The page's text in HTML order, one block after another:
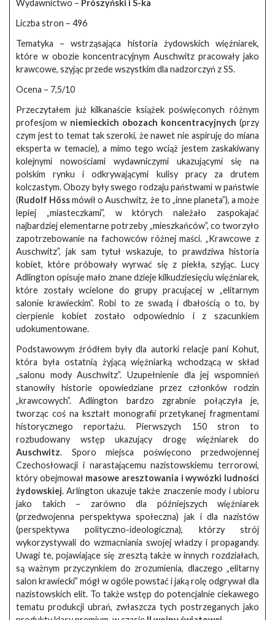
Wydawnictwo – Prószyński i S-ka
Liczba stron – 496
Tematyka – wstrząsająca historia żydowskich więźniarek,
które w obozie koncentracyjnym Auschwitz pracowały jako
krawcowe, szyjąc przede wszystkim dla nadzorczyń z SS.
Ocena – 7,5/10
Przeczytałem już kilkanaście książek poświęconych różnym
profesjom w niemieckich obozach koncentracyjnych (przy
czym jest to temat tak szeroki, że nawet nie aspiruję do miana
eksperta w temacie), a mimo tego wciąż jestem zaskakiwany
kolejnymi nowościami wydawniczymi ukazującymi się na
polskim rynku i odkrywającymi kulisy pracy za drutem
kolczastym. Obozy były swego rodzaju państwami w państwie
(Rudolf Hössmówił o Auschwitz, że to „inne planeta”), a może
lepiej „miasteczkami”, w których należało zaspokajać
najbardziej elementarne potrzeby „mieszkańców”, co tworzyło
zapotrzebowanie na fachowców różnej maści. „Krawcowe z
Auschwitz”, jak sam tytuł wskazuje, to prawdziwa historia
kobiet, które próbowały wyrwać się z piekła, szyjąc. Lucy
Adlington opisuje mało znane dzieje kilkudziesięciu więźniarek,
które zostały wcielone do grupy pracującej w „elitarnym
salonie krawieckim”. Robi to ze swadą i dbałością o to, by
cierpienie kobiet zostało odpowiednio i z szacunkiem
udokumentowane.
Podstawowym źródłem były dla autorki relacje pani Kohut,
która była ostatnią żyjącą więźniarką wchodzącą w skład
„salonu mody Auschwitz”. Uzupełnienie dla jej wspomnień
stanowiły historie opowiedziane przez członków rodzin
„krawcowych”. Adlington bardzo zgrabnie połączyła je,
tworząc coś na kształt monografii przetykanej fragmentami
historycznego reportażu. Pierwszych 150 stron to
rozbudowany wstęp ukazujący drogę więźniarek do
Auschwitz. Sporo miejsca poświęcono przedwojennej
Czechosłowacji i narastającemu nazistowskiemu terrorowi,
który obejmował masowe aresztowania i wywózki ludności
żydowskiej. Arlington ukazuje także znaczenie mody i ubioru
jako takich – zarówno dla późniejszych więźniarek
(przedwojenna perspektywa społeczna) jak i dla nazistów
(perspektywa polityczno-ideologiczna), którzy strój
wykorzystywali do wzmacniania swojej władzy i propagandy.
Uwagi te, pojawiające się zresztą także w innych rozdziałach,
są ważnym przyczynkiem do zrozumienia, dlaczego „elitarny
salon krawiecki” mógł w ogóle powstać i jaką rolę odgrywał dla
nazistowskich elit. To także wstęp do potencjalnie ciekawego
tematu produkcji ubrań, zwłaszcza tych postrzeganych jako